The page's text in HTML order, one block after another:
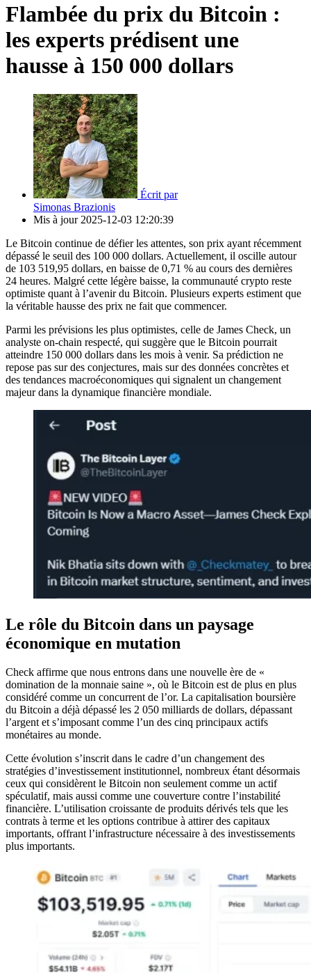
Flambée du prix du Bitcoin :
les experts prédisent une
hausse à 150 000 dollars
Écrit par
Simonas Brazionis
Mis à jour 2025-12-03 12:20:39
Le Bitcoin continue de défier les attentes, son prix ayant récemment
dépassé le seuil des 100 000 dollars. Actuellement, il oscille autour
de 103 519,95 dollars, en baisse de 0,71 % au cours des dernières
24 heures. Malgré cette légère baisse, la communauté crypto reste
optimiste quant à l’avenir du Bitcoin. Plusieurs experts estiment que
la véritable hausse des prix ne fait que commencer.
Parmi les prévisions les plus optimistes, celle de James Check, un
analyste on-chain respecté, qui suggère que le Bitcoin pourrait
atteindre 150 000 dollars dans les mois à venir. Sa prédiction ne
repose pas sur des conjectures, mais sur des données concrètes et
des tendances macroéconomiques qui signalent un changement
majeur dans la dynamique financière mondiale.
Le rôle du Bitcoin dans un paysage
économique en mutation
Check affirme que nous entrons dans une nouvelle ère de «
domination de la monnaie saine », où le Bitcoin est de plus en plus
considéré comme un concurrent de l’or. La capitalisation boursière
du Bitcoin a déjà dépassé les 2 050 milliards de dollars, dépassant
l’argent et s’imposant comme l’un des cinq principaux actifs
monétaires au monde.
Cette évolution s’inscrit dans le cadre d’un changement des
stratégies d’investissement institutionnel, nombreux étant désormais
ceux qui considèrent le Bitcoin non seulement comme un actif
spéculatif, mais aussi comme une couverture contre l’instabilité
financière. L’utilisation croissante de produits dérivés tels que les
contrats à terme et les options contribue à attirer des capitaux
importants, offrant l’infrastructure nécessaire à des investissements
plus importants.